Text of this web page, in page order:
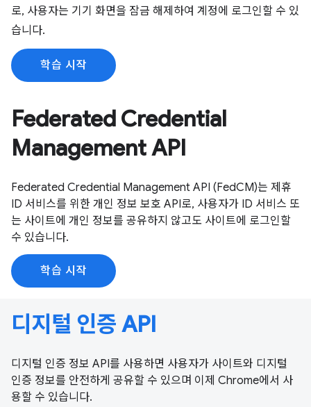
로, 사용자는 기기 화면을 잠금 해제하여 계정에 로그인할 수 있
습니다.
학습 시작
Federated Credential
Management API
Federated Credential Management API (FedCM)는 제휴
ID 서비스를 위한 개인 정보 보호 API로, 사용자가 ID 서비스 또
는 사이트에 개인 정보를 공유하지 않고도 사이트에 로그인할
수 있습니다.
학습 시작
디지털 인증 API
디지털 인증 정보 API를 사용하면 사용자가 사이트와 디지털
인증 정보를 안전하게 공유할 수 있으며 이제 Chrome에서 사
용할 수 있습니다.